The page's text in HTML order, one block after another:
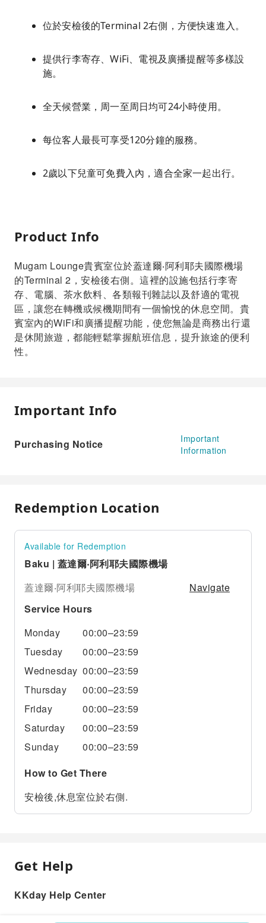
位於安檢後的Terminal 2右側，方便快速進入。
提供行李寄存、WiFi、電視及廣播提醒等多樣設
施。
全天候營業，周一至周日均可24小時使用。
每位客人最長可享受120分鐘的服務。
2歲以下兒童可免費入內，適合全家一起出行。
Product Info
Mugam Lounge貴賓室位於蓋達爾‧阿利耶夫國際機場
的Terminal 2，安檢後右側。這裡的設施包括行李寄
存、電腦、茶水飲料、各類報刊雜誌以及舒適的電視
區，讓您在轉機或候機期間有一個愉悅的休息空間。貴
賓室內的WiFi和廣播提醒功能，使您無論是商務出行還
是休閒旅遊，都能輕鬆掌握航班信息，提升旅途的便利
性。
Important Info
Purchasing Notice
Important
Information
Redemption Location
Available for Redemption
Baku | 蓋達爾‧阿利耶夫國際機場
蓋達爾‧阿利耶夫國際機場
Navigate
Service Hours
Monday
00:00–23:59
Tuesday
00:00–23:59
Wednesday 00:00–23:59
Thursday
00:00–23:59
Friday
00:00–23:59
Saturday
00:00–23:59
Sunday
00:00–23:59
How to Get There
安檢後,休息室位於右側.
Get Help
KKday Help Center